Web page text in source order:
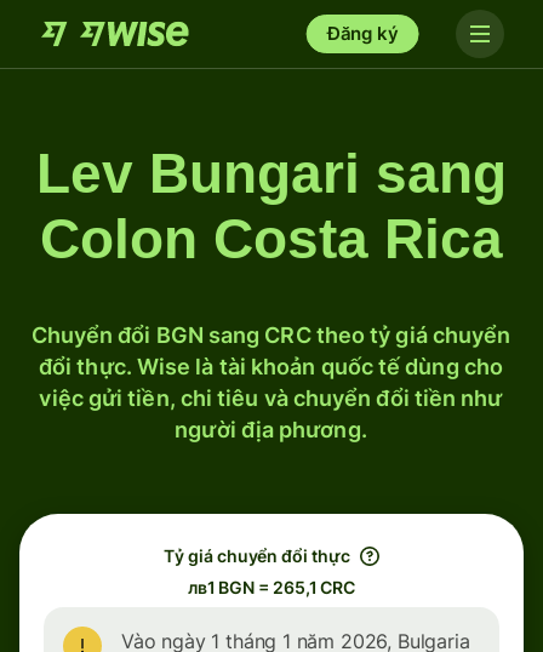
Đăng ký
Lev Bungari sang
Colon Costa Rica
Chuyển đổi BGN sang CRC theo tỷ giá chuyển
đổi thực. Wise là tài khoản quốc tế dùng cho
việc gửi tiền, chi tiêu và chuyển đổi tiền như
người địa phương.
Tỷ giá chuyển đổi thực
лв1 BGN = 265,1 CRC
Vào ngày 1 tháng 1 năm 2026, Bulgaria